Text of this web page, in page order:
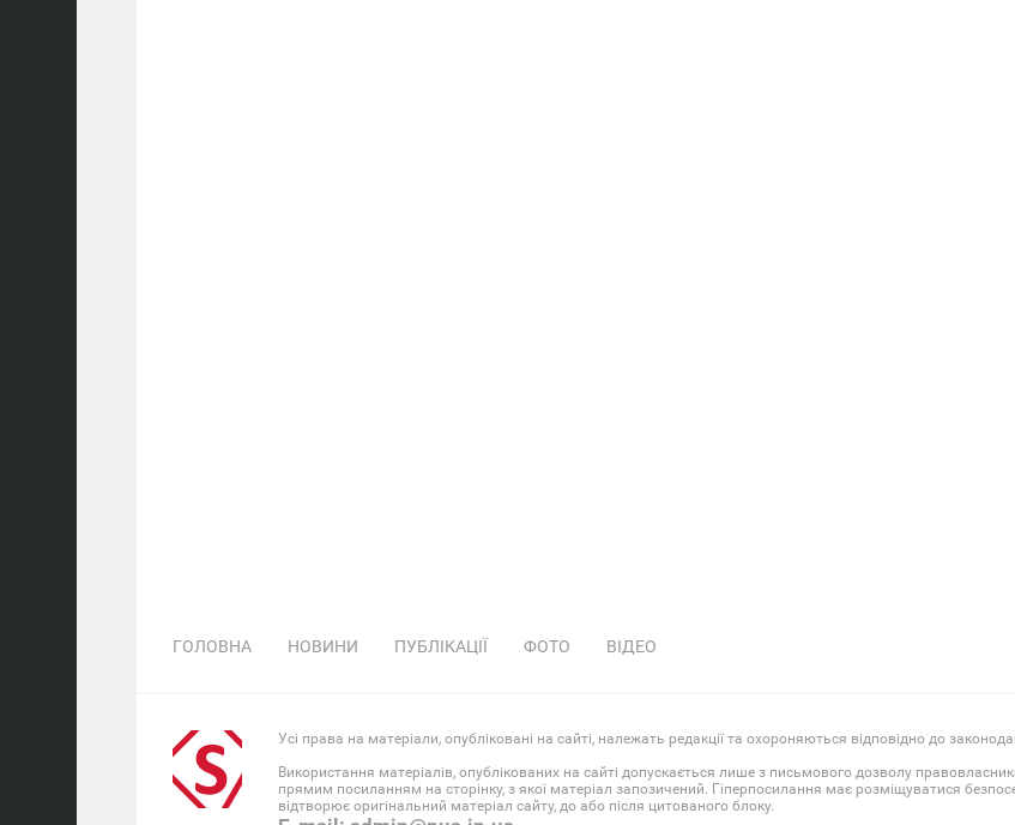
ГОЛОВНА НОВИНИ ПУБЛІКАЦІЇ ФОТО ВІДЕО
Усі права на матеріали, опубліковані на сайті, належать редакції та охороняються відповідно до
Використання матеріалів, опублікованих на сайті допускається лише з письмового дозволу
прямим посиланням на сторінку, з якої матеріал запозичений. Гіперпосилання має розміщуватися
відтворює оригінальний матеріал сайту, до або після цитованого блоку.